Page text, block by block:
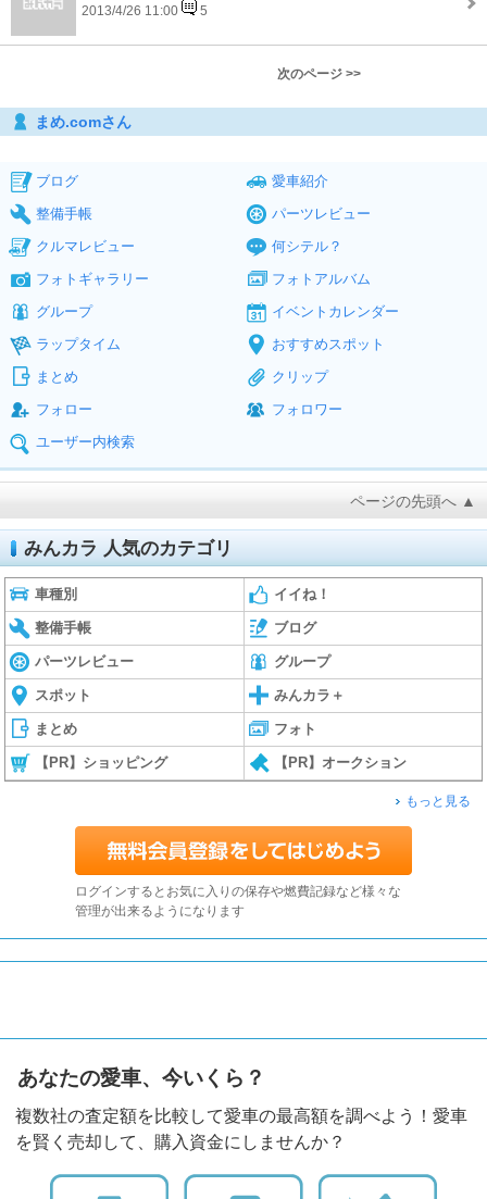
2013/4/26 11:00 5
次のページ >>
まめ.comさん
ブログ
愛車紹介
整備手帳
パーツレビュー
クルマレビュー
何シテル？
フォトギャラリー
フォトアルバム
グループ
イベントカレンダー
ラップタイム
おすすめスポット
まとめ
クリップ
フォロー
フォロワー
ユーザー内検索
ページの先頭へ ▲
みんカラ 人気のカテゴリ
車種別 イイね！
整備手帳 ブログ
パーツレビュー グループ
スポット みんカラ＋
まとめ フォト
【PR】ショッピング 【PR】オークション
もっと見る
ログインするとお気に入りの保存や燃費記録など様々な
管理が出来るようになります
あなたの愛車、今いくら？
複数社の査定額を比較して愛車の最高額を調べよう！愛車
を賢く売却して、購入資金にしませんか？